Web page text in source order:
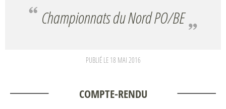
Championnats du Nord PO/BE
PUBLIÉ LE 18 MAI 2016
COMPTE-RENDU